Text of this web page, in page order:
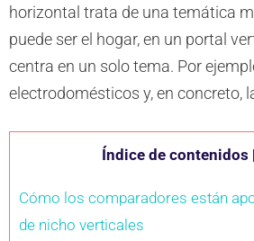
horizontal trata de una temática
puede ser el hogar, en un portal
centra en un solo tema. Por
electrodomésticos y, en concreto,
Índice de contenidos
Cómo los comparadores están
de nicho verticales